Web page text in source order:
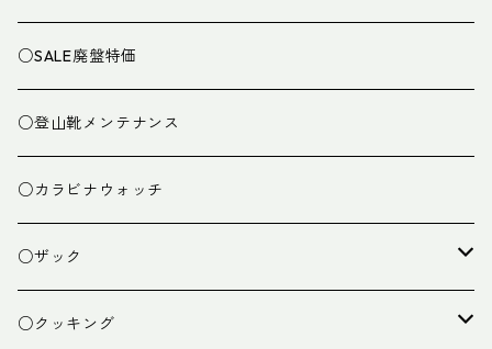
○SALE廃盤特価
○登山靴メンテナンス
○カラビナウォッチ
○ザック
ザック
○クッキング